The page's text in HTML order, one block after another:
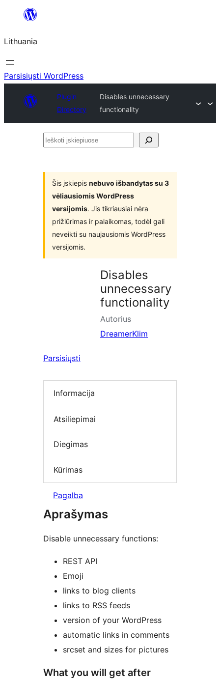
turinio
Lithuania
Parsisiųsti WordPress
Plugin
Directory
Disables unnecessary
functionality
Ieškoti
Šis įskiepis nebuvo išbandytas su 3
vėliausiomis WordPress
versijomis. Jis tikriausiai nėra
prižiūrimas ir palaikomas, todėl gali
neveikti su naujausiomis WordPress
versijomis.
Disables
unnecessary
functionality
Autorius
DreamerKlim
Parsisiųsti
Informacija
Atsiliepimai
Diegimas
Kūrimas
Pagalba
Aprašymas
Disable unnecessary functions:
REST API
Emoji
links to blog clients
links to RSS feeds
version of your WordPress
automatic links in comments
srcset and sizes for pictures
What you will get after